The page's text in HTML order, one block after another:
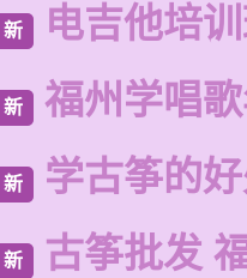
新 电吉他培
新 福州学唱
新 学古筝的
新 古筝批发